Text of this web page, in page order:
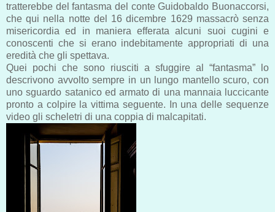
tratterebbe del fantasma del conte Guidobaldo Buonaccorsi,
che qui nella notte del 16 dicembre 1629 massacrò senza
misericordia ed in maniera efferata alcuni suoi cugini e
conoscenti che si erano indebitamente appropriati di una
eredità che gli spettava.
Quei pochi che sono riusciti a sfuggire al “fantasma” lo
descrivono avvolto sempre in un lungo mantello scuro, con
uno sguardo satanico ed armato di una mannaia luccicante
pronto a colpire la vittima seguente. In una delle sequenze
video gli scheletri di una coppia di malcapitati.